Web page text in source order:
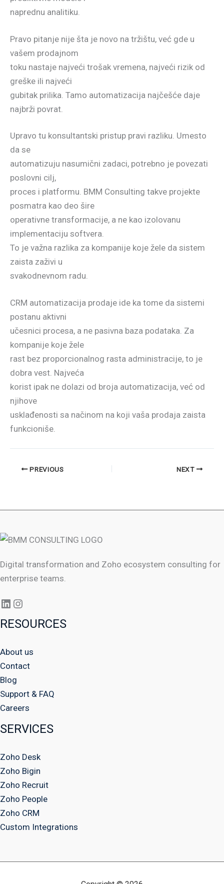
naprednu analitiku.
Pravo pitanje nije šta je novo na tržištu, već gde u
vašem prodajnom
toku nastaje najveći trošak vremena, najveći rizik od
greške ili najveći
gubitak prilika. Tamo automatizacija najčešće daje
najbrži povrat.
Upravo tu konsultantski pristup pravi razliku. Umesto
da se
automatizuju nasumični zadaci, potrebno je povezati
poslovni cilj,
proces i platformu. BMM Consulting takve projekte
posmatra kao deo šire
operativne transformacije, a ne kao izolovanu
implementaciju softvera.
To je važna razlika za kompanije koje žele da sistem
zaista zaživi u
svakodnevnom radu.
CRM automatizacija prodaje ide ka tome da sistemi
postanu aktivni
učesnici procesa, a ne pasivna baza podataka. Za
kompanije koje žele
rast bez proporcionalnog rasta administracije, to je
dobra vest. Najveća
korist ipak ne dolazi od broja automatizacija, već od
njihove
usklađenosti sa načinom na koji vaša prodaja zaista
funkcioniše.
PREVIOUS NEXT
Digital transformation and Zoho ecosystem consulting for
enterprise teams.
RESOURCES
About us
Contact
Blog
Support & FAQ
Careers
SERVICES
Zoho Desk
Zoho Bigin
Zoho Recruit
Zoho People
Zoho CRM
Custom Integrations